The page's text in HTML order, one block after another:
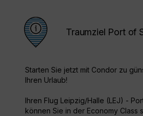
Traumziel Port of
Starten Sie jetzt mit Condor zu
Ihren Urlaub!
Ihren Flug Leipzig/Halle (LEJ) -
können Sie in der Economy Class